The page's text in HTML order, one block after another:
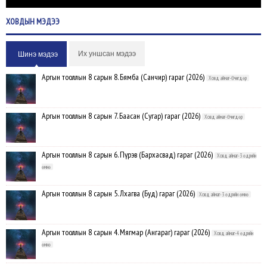
ХОВДЫНМЭДЭЭ
Шинэ мэдээ Их уншсан мэдээ
Аргын тооллын 8 сарын 8. Бямба (Санчир) гараг (2026) Ховд аймаг-Өчигдөр
Аргын тооллын 8 сарын 7. Баасан (Сугар) гараг (2026) Ховд аймаг-Өчигдөр
Аргын тооллын 8 сарын 6. Пүрэв (Бархасвад) гараг (2026)
Ховд аймаг-3 өдрийн
өмнө
Аргын тооллын 8 сарын 5. Лхагва (Буд) гараг (2026) Ховд аймаг-3 өдрийн өмнө
Аргын тооллын 8 сарын 4. Мягмар (Ангараг) гараг (2026)
Ховд аймаг-4 өдрийн
өмнө